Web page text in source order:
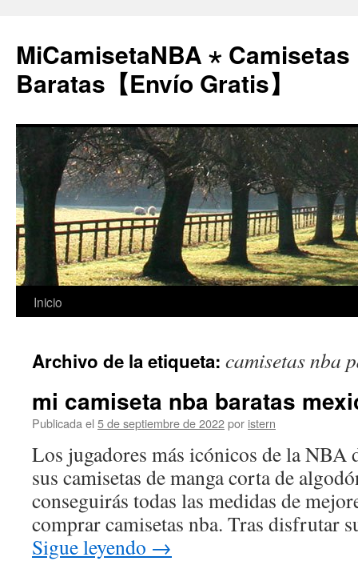
MiCamisetaNBA ⋆ Camisetas
Baratas【Envío Gratis】
Saltar
contenido
Inicio
Archivo de la etiqueta: camisetas nba
mi camiseta nba baratas
Publicada el 5 de septiembre de 2022por istern
Los jugadores más icónicos de la NBA
sus camisetas de manga corta de
conseguirás todas las medidas de
comprar camisetas nba. Tras
Sigue leyendo →